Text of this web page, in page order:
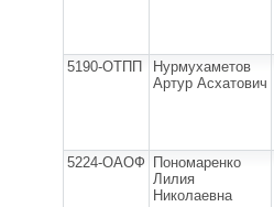
5190-ОТПП
Нурмухаметов
Артур Асхатович
5224-ОАОФ
Пономаренко
Лилия
Николаевна